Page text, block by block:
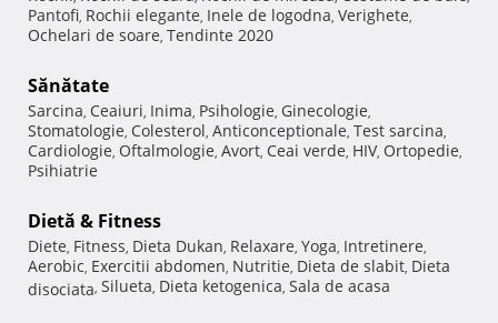
Pantofi, Rochii elegante, Inele de logodna, Verighete,
Ochelari de soare, Tendinte 2020
Sănătate
Sarcina, Ceaiuri, Inima, Psihologie, Ginecologie,
Stomatologie, Colesterol, Anticonceptionale, Test sarcina,
Cardiologie, Oftalmologie, Avort, Ceai verde, HIV, Ortopedie,
Psihiatrie
Dietă & Fitness
Diete, Fitness, Dieta Dukan, Relaxare, Yoga, Intretinere,
Aerobic, Exercitii abdomen, Nutritie, Dieta de slabit, Dieta
disociata, Silueta, Dieta ketogenica, Sala de acasa